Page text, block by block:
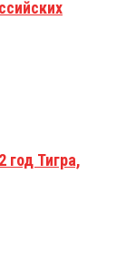
год Тигра,